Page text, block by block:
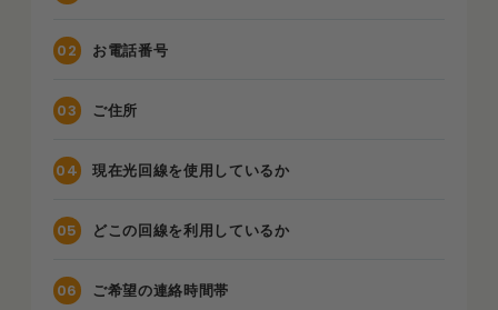
お電話番号
ご住所
現在光回線を使用しているか
どこの回線を利用しているか
ご希望の連絡時間帯